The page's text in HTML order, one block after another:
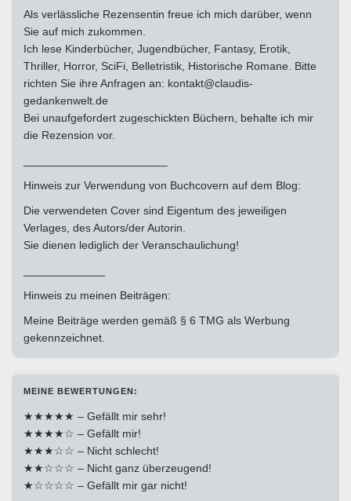
Als verlässliche Rezensentin freue ich mich darüber, wenn
Sie auf mich zukommen.
Ich lese Kinderbücher, Jugendbücher, Fantasy, Erotik,
Thriller, Horror, SciFi, Belletristik, Historische Romane. Bitte
richten Sie ihre Anfragen an: kontakt@claudis-
gedankenwelt.de
Bei unaufgefordert zugeschickten Büchern, behalte ich mir
die Rezension vor.
Hinweis zur Verwendung von Buchcovern auf dem Blog:
Die verwendeten Cover sind Eigentum des jeweiligen
Verlages, des Autors/der Autorin.
Sie dienen lediglich der Veranschaulichung!
Hinweis zu meinen Beiträgen:
Meine Beiträge werden gemäß § 6 TMG als Werbung
gekennzeichnet.
MEINE BEWERTUNGEN:
★★★★★ – Gefällt mir sehr!
★★★★☆ – Gefällt mir!
★★★☆☆ – Nicht schlecht!
★★☆☆☆ – Nicht ganz überzeugend!
★☆☆☆☆ – Gefällt mir gar nicht!